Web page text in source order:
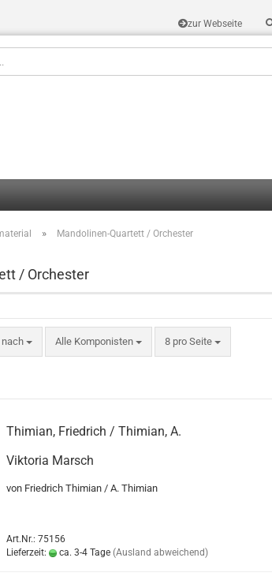
zur Webseite
» Mandolinen-Quartett / Orchester
/ Orchester
Alle Komponisten 8 pro Seite
Thimian, Friedrich / Thimian, A.
Viktoria Marsch
von Friedrich Thimian / A. Thimian
Art.Nr.: 75156
Lieferzeit:
ca. 3-4 Tage (Ausland abweichend)